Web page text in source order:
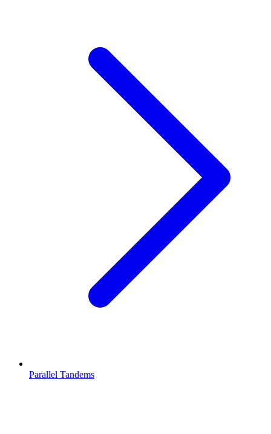
Parallel Tandems